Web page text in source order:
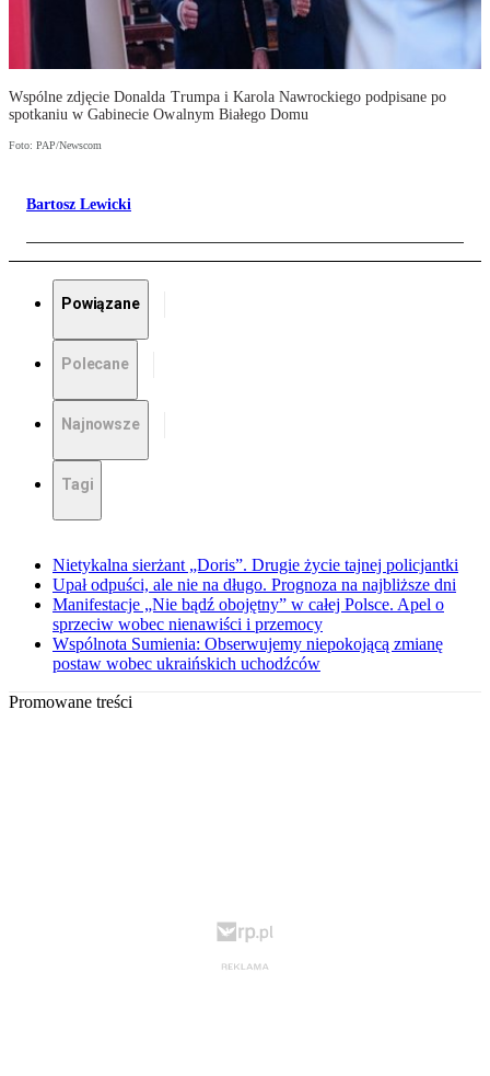
Wspólne zdjęcie Donalda Trumpa i Karola Nawrockiego podpisane po
spotkaniu w Gabinecie Owalnym Białego Domu
Foto: PAP/Newscom
Bartosz Lewicki
Powiązane
Polecane
Najnowsze
Tagi
Nietykalna sierżant „Doris”. Drugie życie tajnej policjantki
Upał odpuści, ale nie na długo. Prognoza na najbliższe dni
Manifestacje „Nie bądź obojętny” w całej Polsce. Apel o
sprzeciw wobec nienawiści i przemocy
Wspólnota Sumienia: Obserwujemy niepokojącą zmianę
postaw wobec ukraińskich uchodźców
Promowane treści